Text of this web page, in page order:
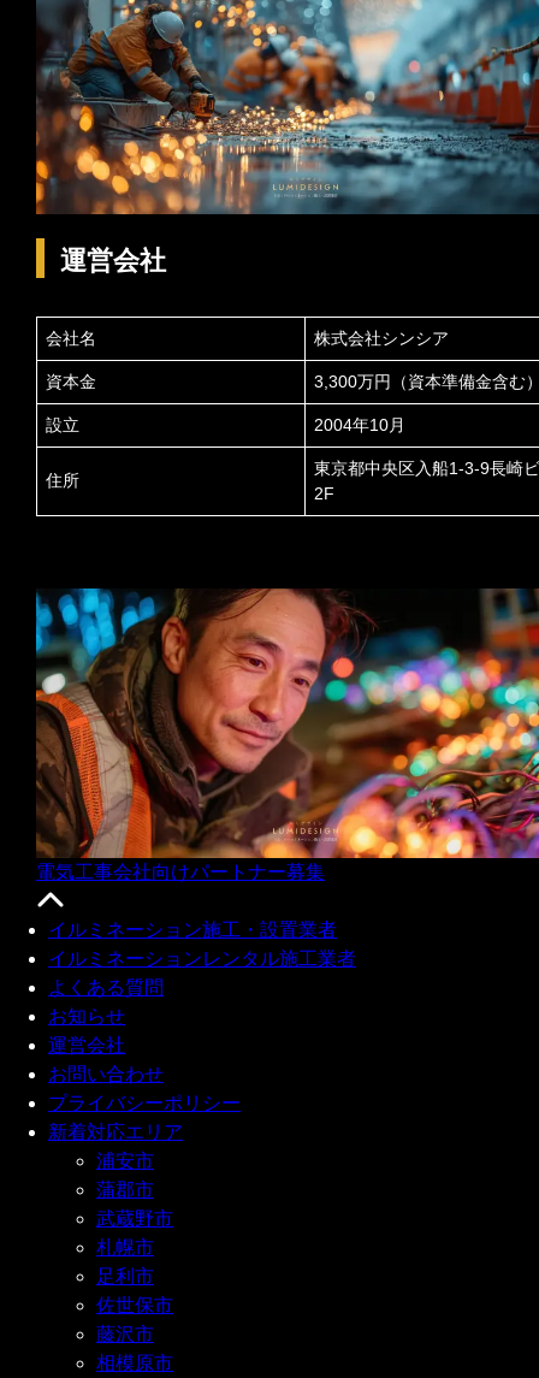
運営会社
会社名 株式会社シンシア
資本金 3,300万円（資本準備金含む
設立 2004年10月
住所
東京都中央区入船1-3-9長崎
2F
電気工事会社向けパートナー募集
イルミネーション施工・設置業者
イルミネーションレンタル施工業者
よくある質問
お知らせ
運営会社
お問い合わせ
プライバシーポリシー
新着対応エリア
浦安市
蒲郡市
武蔵野市
札幌市
足利市
佐世保市
藤沢市
相模原市